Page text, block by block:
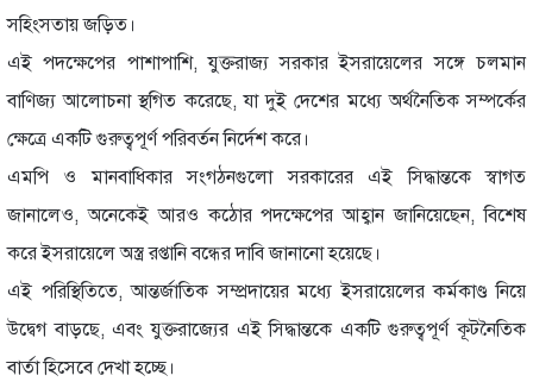
সহিংসতায় জড়িত।
এই পদক্ষেপের পাশাপাশি, যুক্তরাজ্য সরকার ইসরায়েলের সঙ্গে চলমান
বাণিজ্য আলোচনা স্থগিত করেছে, যা দুই দেশের মধ্যে অর্থনৈতিক সম্পর্কের
ক্ষেত্রে একটি গুরুত্বপূর্ণ পরিবর্তন নির্দেশ করে।
এমপি ও মানবাধিকার সংগঠনগুলো সরকারের এই সিদ্ধান্তকে স্বাগত
জানালেও, অনেকেই আরও কঠোর পদক্ষেপের আহ্বান জানিয়েছেন, বিশেষ
করে ইসরায়েলে অস্ত্র রপ্তানি বন্ধের দাবি জানানো হয়েছে।
এই পরিস্থিতিতে, আন্তর্জাতিক সম্প্রদায়ের মধ্যে ইসরায়েলের কর্মকাণ্ড নিয়ে
উদ্বেগ বাড়ছে, এবং যুক্তরাজ্যের এই সিদ্ধান্তকে একটি গুরুত্বপূর্ণ কূটনৈতিক
বার্তা হিসেবে দেখা হচ্ছে।